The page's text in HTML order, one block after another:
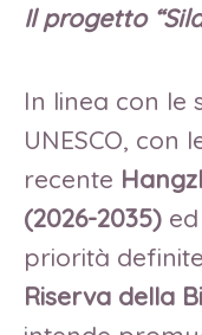
Il progetto
In linea con le
UNESCO, con
recente
(2026-2035)
priorità
Riserva della